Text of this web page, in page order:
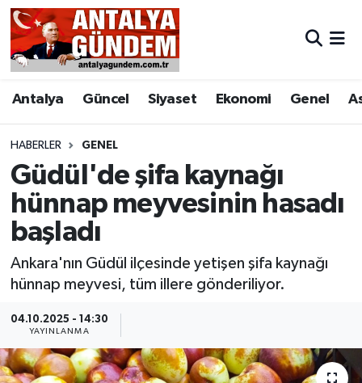
Antalya Güncel Siyaset Ekonomi Genel
HABERLER GENEL
Güdül'de şifa kaynağı
hünnap meyvesinin hasadı
başladı
Ankara'nın Güdül ilçesinde yetişen şifa kaynağı
hünnap meyvesi, tüm illere gönderiliyor.
04.10.2025 - 14:30
YAYINLANMA
Antalya
Asayiş
Bilim & Teknoloji
Bölge
EĞİTİM
Ekonomi
Görüntülü Haber
Antalya Nöbetçi Eczaneler
Antalya Hava Durumu
Antalya Namaz Vakitleri
Antalya Trafik Yoğunluk Haritası
Süper Lig Puan Durumu ve Fikstür
Tüm Manşetler
Haber Arşivi